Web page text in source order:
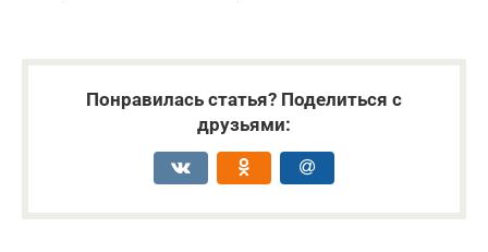
Понравилась статья? Поделиться с
друзьями: